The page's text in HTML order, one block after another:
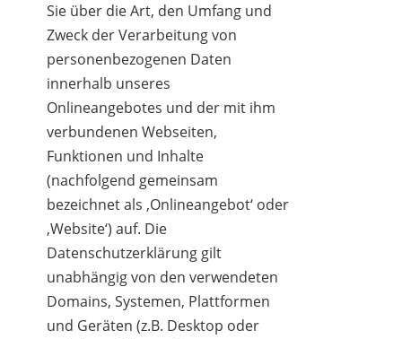
Sie über die Art, den Umfang und
Zweck der Verarbeitung von
personenbezogenen Daten
innerhalb unseres
Onlineangebotes und der mit ihm
verbundenen Webseiten,
Funktionen und Inhalte
(nachfolgend gemeinsam
bezeichnet als ‚Onlineangebot‘ oder
‚Website‘) auf. Die
Datenschutzerklärung gilt
unabhängig von den verwendeten
Domains, Systemen, Plattformen
und Geräten (z.B. Desktop oder